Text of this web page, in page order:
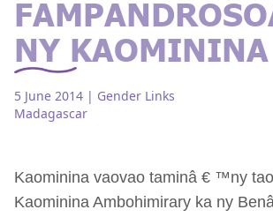
NY KAOMININA
5 June 2014 | Gender Links
Madagascar
Kaominina vaovao taminâ € ™ny
Kaominina Ambohimirary ka ny